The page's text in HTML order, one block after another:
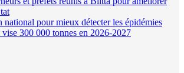
national pour mieux détecter les épidémies
300 000 tonnes en 2026-2027